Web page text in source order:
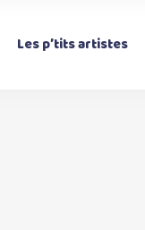
Les p’tits artistes